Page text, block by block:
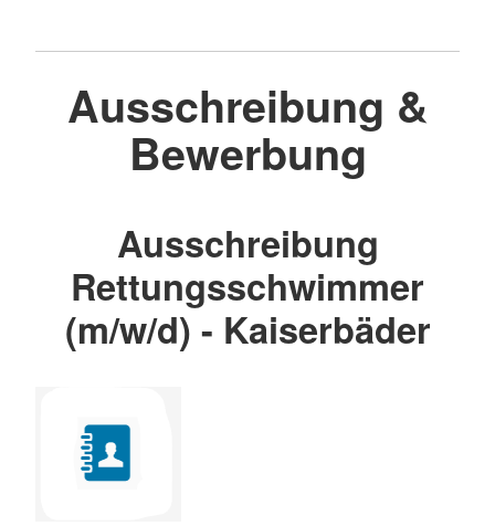
Ausschreibung &
Bewerbung
Ausschreibung
Rettungsschwimmer
(m/w/d) - Kaiserbäder